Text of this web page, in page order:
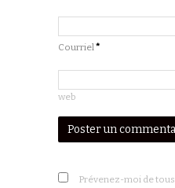
Courriel *
web
Prévenez-moi de